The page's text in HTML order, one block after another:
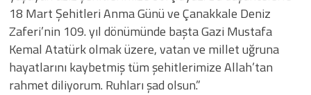
18 Mart Şehitleri Anma Günü ve Çanakkale Deniz
Zaferi’nin 109. yıl dönümünde başta Gazi Mustafa
Kemal Atatürk olmak üzere, vatan ve millet uğruna
hayatlarını kaybetmiş tüm şehitlerimize Allah’tan
rahmet diliyorum. Ruhları şad olsun.”